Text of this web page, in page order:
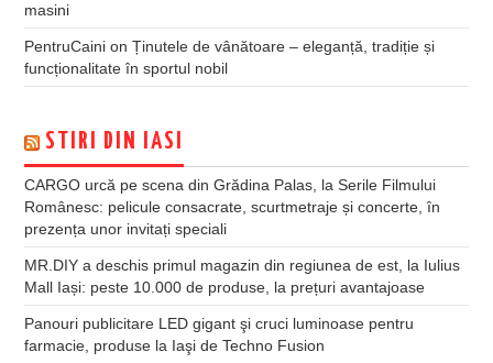
masini
PentruCaini onȚinutele de vânătoare – eleganță, tradiție și
funcționalitate în sportul nobil
STIRI DIN IASI
CARGO urcă pe scena din Grădina Palas, la Serile Filmului
Românesc: pelicule consacrate, scurtmetraje și concerte, în
prezența unor invitați speciali
MR.DIY a deschis primul magazin din regiunea de est, la Iulius
Mall Iași: peste 10.000 de produse, la prețuri avantajoase
Panouri publicitare LED gigant şi cruci luminoase pentru
farmacie, produse la Iaşi de Techno Fusion